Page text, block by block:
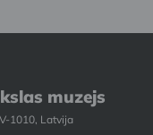
muzejs
1010, Latvija